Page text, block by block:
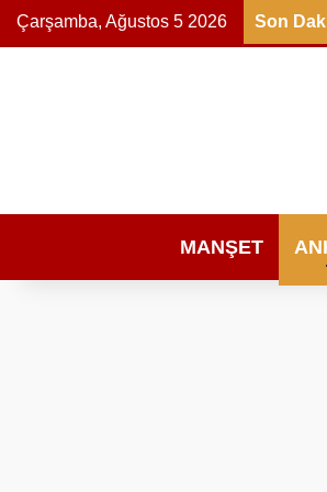
Çarşamba, Ağustos 5 2026 Son
MANŞET